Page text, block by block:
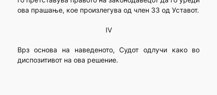
ова прашање, кое произлегува од член 33 од Уставот.
IV
Врз основа на наведеното, Судот одлучи како во
диспозитивот на ова решение.